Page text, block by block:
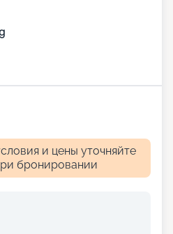
Воспользуйтесь
чтобы получить
ценам!
и цены уточняйте
бронировании